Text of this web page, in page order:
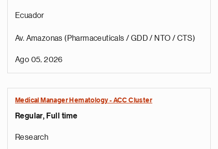
Ecuador
Av. Amazonas (Pharmaceuticals / GDD / NTO / CTS)
Ago 05, 2026
Medical Manager Hematology - ACC Cluster
Regular, Full time
Research